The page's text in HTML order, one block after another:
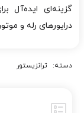
گزینه‌ای ایده‌آل
درایورهای رله و
دسته: ترانزیستور